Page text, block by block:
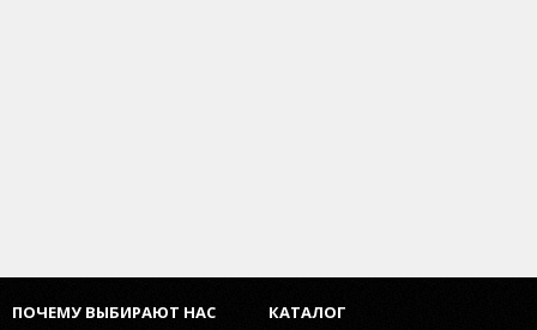
ПОЧЕМУ ВЫБИРАЮТ НАС
КАТАЛОГ